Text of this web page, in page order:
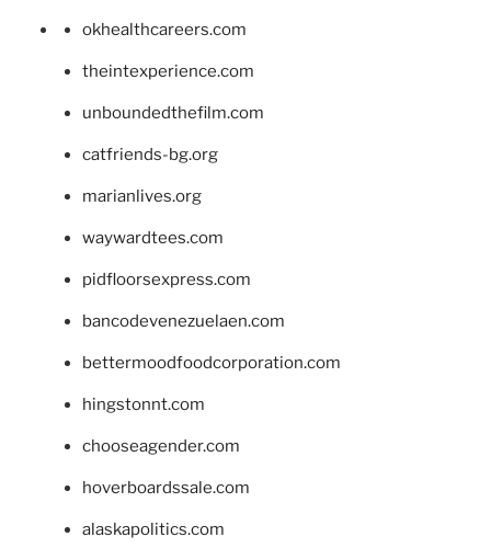
okhealthcareers.com
theintexperience.com
unboundedthefilm.com
catfriends-bg.org
marianlives.org
waywardtees.com
pidfloorsexpress.com
bancodevenezuelaen.com
bettermoodfoodcorporation.com
hingstonnt.com
chooseagender.com
hoverboardssale.com
alaskapolitics.com